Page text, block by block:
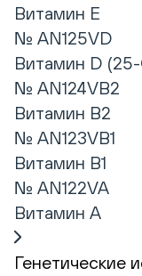
Витамин Е
№ AN125VD
Витамин D
№ AN124VB2
Витамин В2
№ AN123VB1
Витамин В1
№ AN122VA
Витамин А
Генетические